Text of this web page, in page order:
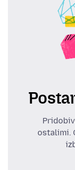
ostalimi.